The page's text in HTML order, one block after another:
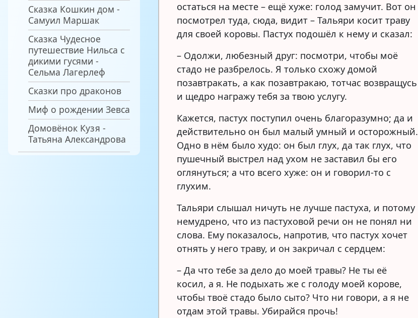
Сказка Кошкин дом -
Самуил Маршак
Сказка Чудесное
путешествие Нильса с
дикими гусями -
Сельма Лагерлеф
Сказки про драконов
Миф о рождении Зевса
Домовёнок Кузя -
Татьяна Александрова
остаться на месте – ещё хуже: голод замучит. Вот он
посмотрел туда, сюда, видит – Тальяри косит траву
для своей коровы. Пастух подошёл к нему и сказал:
– Одолжи, любезный друг: посмотри, чтобы моё
стадо не разбрелось. Я только схожу домой
позавтракать, а как позавтракаю, тотчас возвращусь
и щедро награжу тебя за твою услугу.
Кажется, пастух поступил очень благоразумно; да и
действительно он был малый умный и осторожный.
Одно в нём было худо: он был глух, да так глух, что
пушечный выстрел над ухом не заставил бы его
оглянуться; а что всего хуже: он и говорил-то с
глухим.
Тальяри слышал ничуть не лучше пастуха, и потому
немудрено, что из пастуховой речи он не понял ни
слова. Ему показалось, напротив, что пастух хочет
отнять у него траву, и он закричал с сердцем:
– Да что тебе за дело до моей травы? Не ты её
косил, а я. Не подыхать же с голоду моей корове,
чтобы твоё стадо было сыто? Что ни говори, а я не
отдам этой травы. Убирайся прочь!